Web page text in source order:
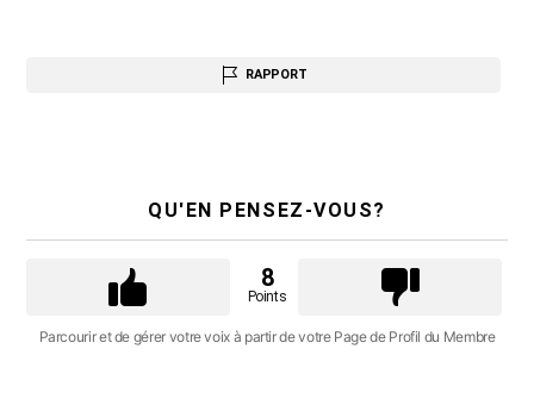
RAPPORT
QU'EN PENSEZ-VOUS?
8
Points
Parcourir et de gérer votre voix à partir de votre Page de Profil du Membre